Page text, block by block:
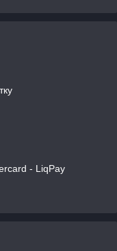
- LiqPay